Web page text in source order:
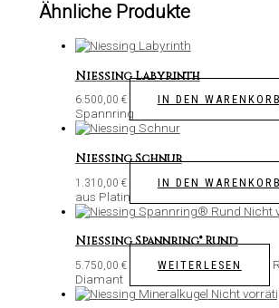
Ähnliche Produkte
Niessing Labyrinth
6.500,00 € IN DEN WARENKORB
Spannring
Niessing Schnur
1.310,00 € IN DEN WARENKORB
aus Platin
Nicht
Niessing Spannring® Rund
5.750,00 € WEITERLESEN
Diamant
Nicht